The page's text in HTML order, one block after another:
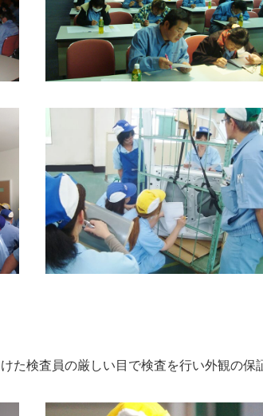
た検査員の厳しい目で検査を行い外観の保